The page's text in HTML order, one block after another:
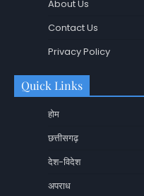
About Us
Contact Us
Privacy Policy
Quick Links
होम
छत्तीसगढ़
देश-विदेश
अपराध